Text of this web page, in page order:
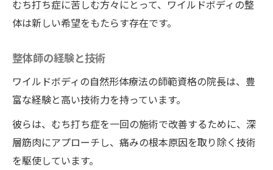
むち打ち症に苦しむ方々にとって、ワイルドボディの整
体は新しい希望をもたらす存在です。
整体師の経験と技術
ワイルドボディの自然形体療法の師範資格の院長は、豊
富な経験と高い技術力を持っています。
彼らは、むち打ち症を一回の施術で改善するために、深
層筋肉にアプローチし、痛みの根本原因を取り除く技術
を駆使しています。